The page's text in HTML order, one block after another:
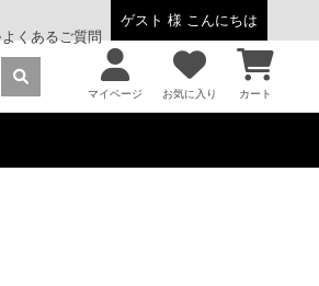
ゲスト 様 こんにちは
よくあるご質問
マイページ お気に入り カート